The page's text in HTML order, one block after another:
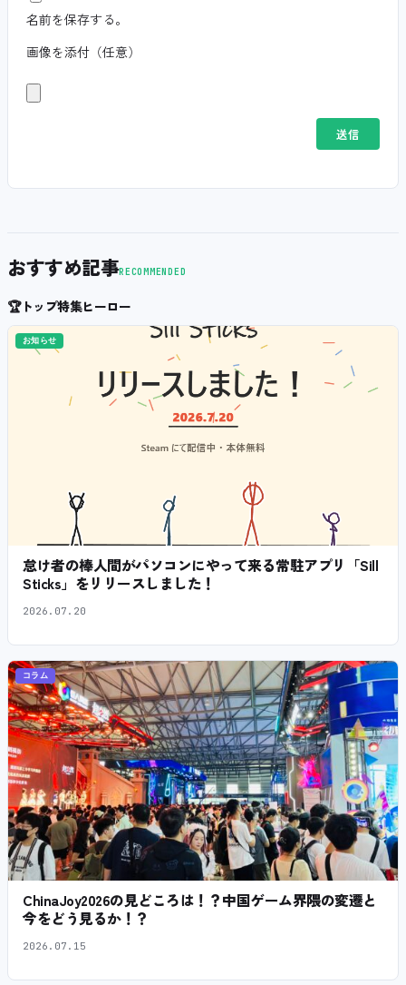
名前を保存する。
画像を添付（任意）
おすすめ記事RECOMMENDED
🏆トップ特集ヒーロー
お知らせ
怠け者の棒人間がパソコンにやって来る常駐アプリ「Sill
Sticks」をリリースしました！
2026.07.20
コラム
ChinaJoy2026の見どころは！？中国ゲーム界隈の変遷と
今をどう見るか！？
2026.07.15